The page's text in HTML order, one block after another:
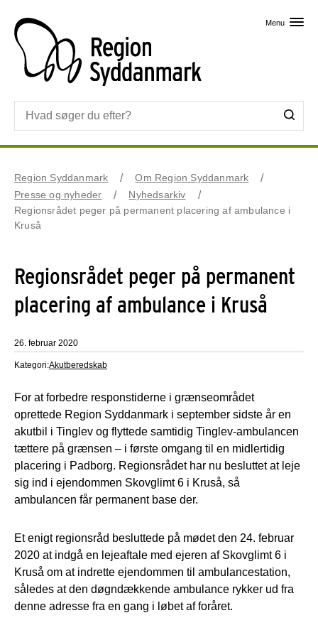
Menu
Region Syddanmark
Om Region Syddanmark
Presse og nyheder
Nyhedsarkiv
Regionsrådet peger på permanent placering af ambulance i
Kruså
Regionsrådet peger på permanent
placering af ambulance i Kruså
26. februar 2020
Kategori:Akutberedskab
For at forbedre responstiderne i grænseområdet
oprettede Region Syddanmark i september sidste år en
akutbil i Tinglev og flyttede samtidig Tinglev-ambulancen
tættere på grænsen – i første omgang til en midlertidig
placering i Padborg. Regionsrådet har nu besluttet at leje
sig ind i ejendommen Skovglimt 6 i Kruså, så
ambulancen får permanent base der.
Et enigt regionsråd besluttede på mødet den 24. februar
2020 at indgå en lejeaftale med ejeren af Skovglimt 6 i
Kruså om at indrette ejendommen til ambulancestation,
således at den døgndækkende ambulance rykker ud fra
denne adresse fra en gang i løbet af foråret.